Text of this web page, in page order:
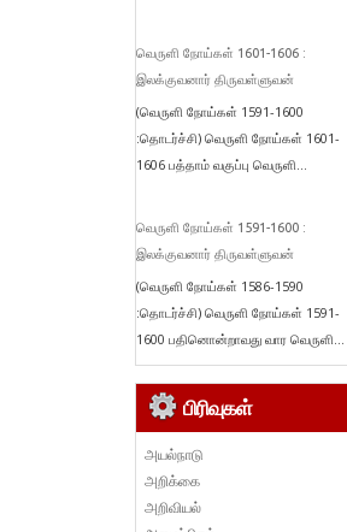
வெருளி நோய்கள் 1601-1606 :
இலக்குவனார் திருவள்ளுவன்
(வெருளி நோய்கள் 1591-1600
:தொடர்ச்சி) வெருளி நோய்கள் 1601-
1606 பத்தாம் வகுப்பு வெருளி...
வெருளி நோய்கள் 1591-1600 :
இலக்குவனார் திருவள்ளுவன்
(வெருளி நோய்கள் 1586-1590
:தொடர்ச்சி) வெருளி நோய்கள் 1591-
1600 பதினொன்றாவது வார வெருளி...
பிரிவுகள்
அயல்நாடு
அறிக்கை
அறிவியல்